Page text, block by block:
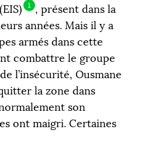
EIS) 1
, présent dans la
années. Mais il y a
armés dans cette
combattre le groupe
l’insécurité, Ousmane
la zone dans
son
ont maigri. Certaines